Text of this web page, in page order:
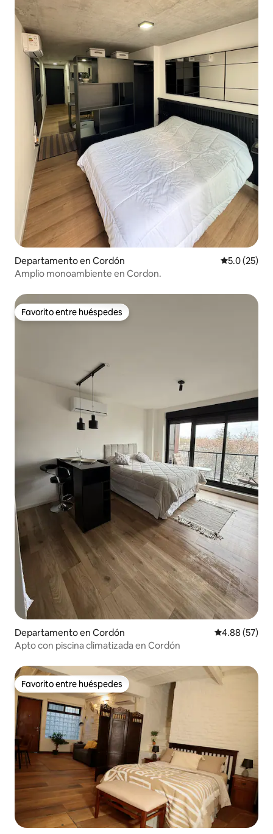
Departamento en Cordón Calificación
5.0 (25)
Amplio monoambiente en Cordon.
Favorito entre huéspedes
Favorito entre huéspedes
Departamento en Cordón Calificación
4.88 (57)
Apto con piscina climatizada en Cordón
Favorito entre huéspedes
Favorito entre huéspedes